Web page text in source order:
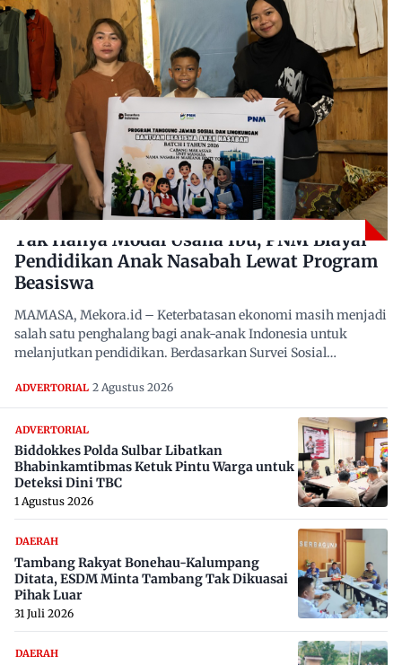
Tak Hanya Modal Usaha Ibu, PNM Biayai
Pendidikan Anak Nasabah Lewat Program
Beasiswa
MAMASA, Mekora.id – Keterbatasan ekonomi masih menjadi
salah satu penghalang bagi anak-anak Indonesia untuk
melanjutkan pendidikan. Berdasarkan Survei Sosial
ADVERTORIAL 2 Agustus 2026
ADVERTORIAL
Biddokkes Polda Sulbar Libatkan
Bhabinkamtibmas Ketuk Pintu Warga untuk
Deteksi Dini TBC
1 Agustus 2026
DAERAH
Tambang Rakyat Bonehau-Kalumpang
Ditata, ESDM Minta Tambang Tak Dikuasai
Pihak Luar
31 Juli 2026
DAERAH